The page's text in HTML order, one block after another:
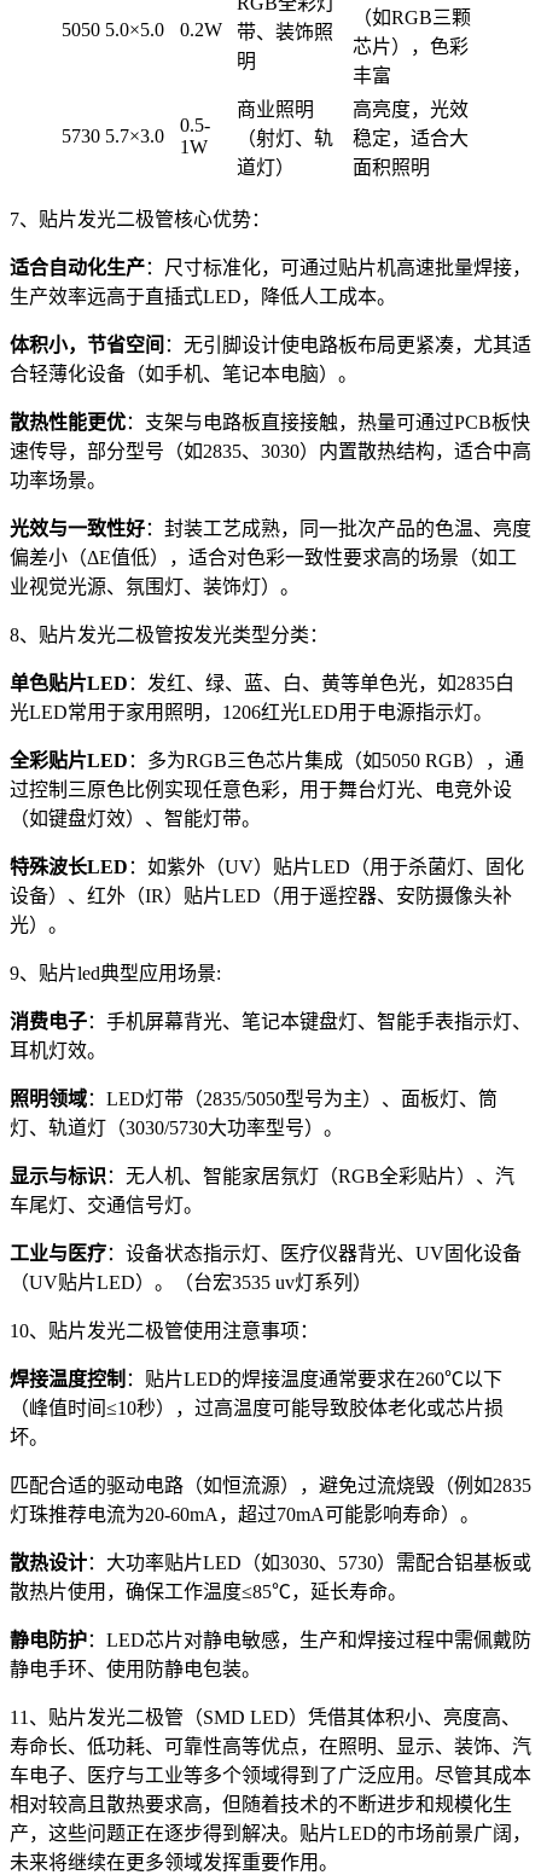
5050 5.0×5.0 0.2W
带、装饰照
明
（如RGB三颗
芯片），色彩
丰富
5730 5.7×3.0
0.5-
1W
商业照明
（射灯、轨
道灯）
高亮度，光效
稳定，适合大
面积照明
7、贴片发光二极管核心优势：
适合自动化生产：尺寸标准化，可通过贴片机高速批量焊接，
生产效率远高于直插式LED，降低人工成本。
体积小，节省空间 ：无引脚设计使电路板布局更紧凑，尤其适
合轻薄化设备（如手机、笔记本电脑）。
散热性能更优：支架与电路板直接接触，热量可通过PCB板快
速传导，部分型号（如2835、3030）内置散热结构，适合中高
功率场景。
光效与一致性好：封装工艺成熟，同一批次产品的色温、亮度
偏差小（ΔE值低），适合对色彩一致性要求高的场景（如工
业视觉光源、氛围灯、装饰灯）。
8、贴片发光二极管按发光类型分类：
单色贴片LED ：发红、绿、蓝、白、黄等单色光，如2835白
光LED常用于家用照明，1206红光LED用于电源指示灯。
全彩贴片LED ：多为RGB三色芯片集成（如5050 RGB），通
过控制三原色比例实现任意色彩，用于舞台灯光、电竞外设
（如键盘灯效）、智能灯带。
特殊波长LED ：如紫外（UV）贴片LED（用于杀菌灯、固化
设备）、红外（IR）贴片LED（用于遥控器、安防摄像头补
光）。
9、贴片led典型应用场景:
消费电子：手机屏幕背光、笔记本键盘灯、智能手表指示灯、
耳机灯效。
照明领域：LED灯带（2835/5050型号为主）、面板灯、筒
灯、轨道灯（3030/5730大功率型号）。
显示与标识 ：无人机、智能家居氛灯（RGB全彩贴片）、汽
车尾灯、交通信号灯。
工业与医疗：设备状态指示灯、医疗仪器背光、UV固化设备
（UV贴片LED）。（台宏3535 uv灯系列）
10、贴片发光二极管使用注意事项：
焊接温度控制 ：贴片LED的焊接温度通常要求在260℃以下
（峰值时间≤10秒），过高温度可能导致胶体老化或芯片损
坏。
匹配合适的驱动电路（如恒流源），避免过流烧毁（例如2835
灯珠推荐电流为20-60mA，超过70mA可能影响寿命）。
散热设计：大功率贴片LED（如3030、5730）需配合铝基板或
散热片使用，确保工作温度≤85℃，延长寿命。
静电防护：LED芯片对静电敏感，生产和焊接过程中需佩戴防
静电手环、使用防静电包装。
11、贴片发光二极管（SMD LED）凭借其体积小、亮度高、
寿命长、低功耗、可靠性高等优点，在照明、显示、装饰、汽
车电子、医疗与工业等多个领域得到了广泛应用。尽管其成本
相对较高且散热要求高，但随着技术的不断进步和规模化生
产，这些问题正在逐步得到解决。贴片LED的市场前景广阔，
未来将继续在更多领域发挥重要作用。